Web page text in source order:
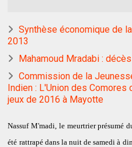
Synthèse économique de
2013
Mahamoud Mradabi :
Commission de la
Indien : L'Union des
jeux de 2016 à Mayotte
Nassuf M'madi, le meurtrier présumé
été rattrapé dans la nuit de samedi à